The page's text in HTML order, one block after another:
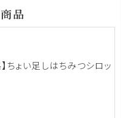
品
ちょい足しはちみつシロッ